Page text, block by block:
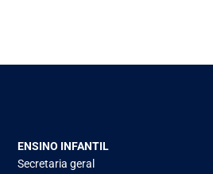
ENSINO INFANTIL
Secretaria geral